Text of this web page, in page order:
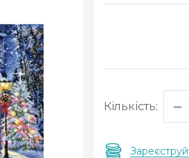
Кількість: